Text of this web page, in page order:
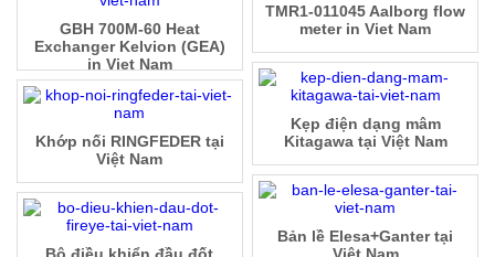
TMR1-011045 Aalborg flow
meter in Viet Nam
GBH 700M-60 Heat
Exchanger Kelvion (GEA)
in Viet Nam
Kẹp điện dạng mâm
Kitagawa tại Việt Nam
Khớp nối RINGFEDER tại
Việt Nam
Bản lề Elesa+Ganter tại
Việt Nam
Bộ điều khiển đầu đốt